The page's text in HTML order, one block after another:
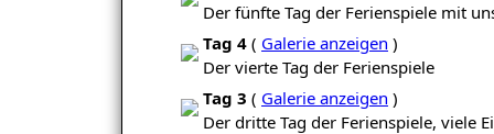
Der fünfte Tag der Ferienspiele mit
Tag 4 ( Galerie anzeigen )
Der vierte Tag der Ferienspiele
Tag 3 ( Galerie anzeigen )
Der dritte Tag der Ferienspiele, viele